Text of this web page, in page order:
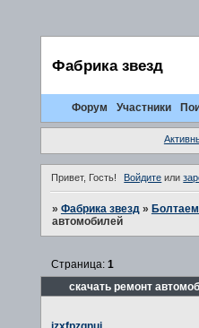
Фабрика звезд
Форум Участники
Привет, Гость! Войдите или
» Фабрика звезд »
автомобилей
скачать ремонт
Страница: 1